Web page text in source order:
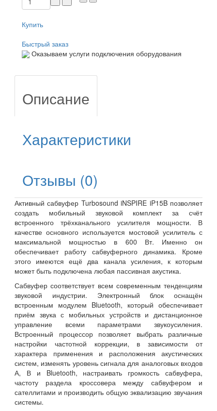
Купить
Быстрый заказ
Оказываем услуги подключения оборудования
Описание
Характеристики
Отзывы (0)
Активный сабвуфер Turbosound iNSPIRE iP15B позволяет
создать мобильный звуковой комплект за счёт
встроенного трёхканального усилителя мощности. В
качестве основного используется мостовой усилитель с
максимальной мощностью в 600 Вт. Именно он
обеспечивает работу сабвуферного динамика. Кроме
этого имеются ещё два канала усиления, к которым
может быть подключена любая пассивная акустика.
Сабвуфер соответствует всем современным тенденциям
звуковой индустрии. Электронный блок оснащён
встроенным модулем Bluetooth, который обеспечивает
приём звука с мобильных устройств и дистанционное
управление всеми параметрами звукоусиления.
Встроенный процессор позволяет выбрать различные
настройки частотной коррекции, в зависимости от
характера применения и расположения акустических
систем, изменять уровень сигнала для аналоговых входов
А, В и Bluetooth, настраивать громкость сабвуфера,
частоту раздела кроссовера между сабвуфером и
сателлитами и производить общую эквализацию звучания
системы.